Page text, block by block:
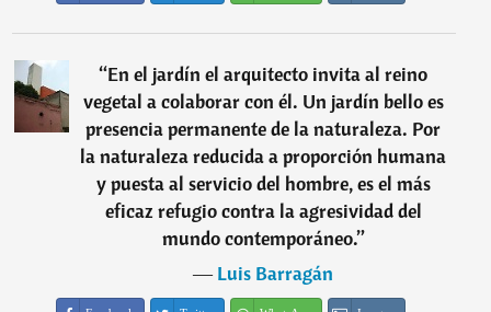
“En el jardín el arquitecto invita al reino
vegetal a colaborar con él. Un jardín bello es
presencia permanente de la naturaleza. Por
la naturaleza reducida a proporción humana
y puesta al servicio del hombre, es el más
eficaz refugio contra la agresividad del
mundo contemporáneo.”
―Luis Barragán